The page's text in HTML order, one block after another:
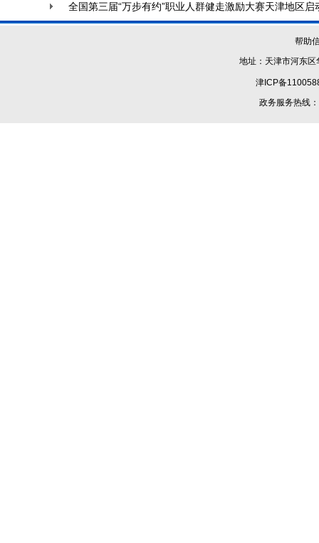
全国第三届“万步有约”职业人群健走激励大赛天津地区启
帮助
地址：天津市河
津ICP备
政务服务热线